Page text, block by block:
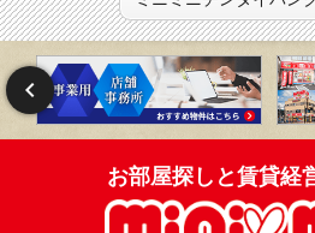
お部屋探しと賃貸経